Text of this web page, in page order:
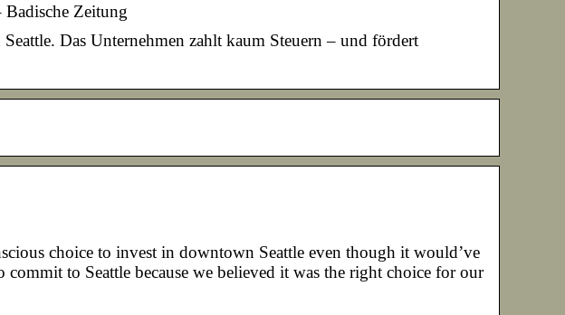
Badische Zeitung
Das Unternehmen zahlt kaum Steuern – und fördert
choice to invest in downtown Seattle even though it would’ve
commit to Seattle because we believed it was the right choice for our